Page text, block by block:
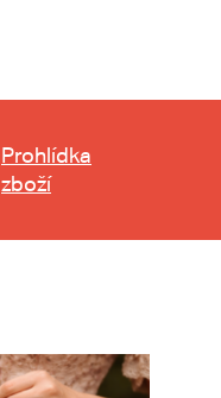
Prohlídka
zboží